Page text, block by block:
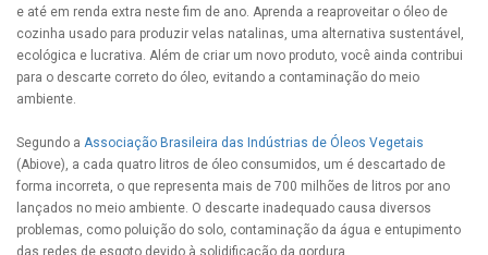
e até em renda extra neste fim de ano. Aprenda a reaproveitar o óleo de
cozinha usado para produzir velas natalinas, uma alternativa sustentável,
ecológica e lucrativa. Além de criar um novo produto, você ainda contribui
para o descarte correto do óleo, evitando a contaminação do meio
ambiente.
Segundo a Associação Brasileira das Indústrias de Óleos Vegetais
(Abiove), a cada quatro litros de óleo consumidos, um é descartado de
forma incorreta, o que representa mais de 700 milhões de litros por ano
lançados no meio ambiente. O descarte inadequado causa diversos
problemas, como poluição do solo, contaminação da água e entupimento
das redes de esgoto devido à solidificação da gordura.